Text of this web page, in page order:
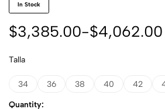
In Stock
$3,385.00-$4,062.00
Talla
34 36 38 40 42
Quantity: